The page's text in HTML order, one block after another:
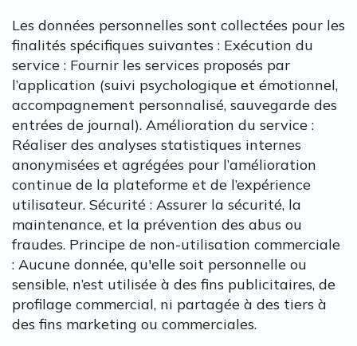
Les données personnelles sont collectées pour les
finalités spécifiques suivantes : Exécution du
service : Fournir les services proposés par
l’application (suivi psychologique et émotionnel,
accompagnement personnalisé, sauvegarde des
entrées de journal). Amélioration du service :
Réaliser des analyses statistiques internes
anonymisées et agrégées pour l’amélioration
continue de la plateforme et de l’expérience
utilisateur. Sécurité : Assurer la sécurité, la
maintenance, et la prévention des abus ou
fraudes. Principe de non-utilisation commerciale
: Aucune donnée, qu'elle soit personnelle ou
sensible, n’est utilisée à des fins publicitaires, de
profilage commercial, ni partagée à des tiers à
des fins marketing ou commerciales.